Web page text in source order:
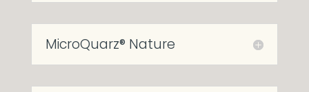
MicroQuarz® Nature